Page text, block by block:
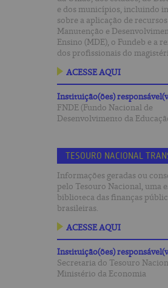
e dos municípios, incluindo
sobre a aplicação de
Manutenção e
Ensino (MDE), o Fundeb e a
dos profissionais do
ACESSE AQUI
Instituição(ões)
FNDE (Fundo Nacional de
Desenvolvimento da
TESOURO NACIONAL
Informações geradas ou
pelo Tesouro Nacional, uma
biblioteca das finanças
brasileiras.
ACESSE AQUI
Instituição(ões)
Secretaria do Tesouro
Ministério da Economia